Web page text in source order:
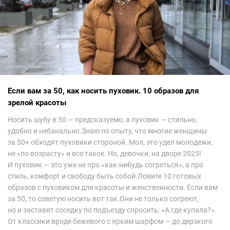
Если вам за 50, как носить пуховик. 10 образов для
зрелой красоты
Носить шубу в 50 — предсказуемо, а пуховик — стильно,
удобно и небанально.Знаю по опыту, что многие женщины
за 50+ обходят пуховики стороной. Мол, это удел молодежи,
не «по возрасту» и все такое. Но, девочки, на дворе 2025!
И пуховик — это уже не про «как-нибудь согреться», а про
стиль, комфорт и свободу быть собой.Ловите 10 готовых
образов с пуховиком для красоты и женственности. Если вам
за 50, то советую носить вот так.Они не только согреют,
но и заставят соседку по подъезду спросить: «А где купила?».
От классики вроде бежевого с ярким шарфом — до дерзкого